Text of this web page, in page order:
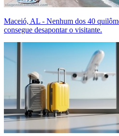
Maceió, AL - Nenhum dos 40
consegue desapontar o visitante.